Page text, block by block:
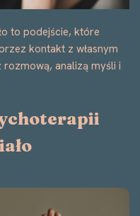
to podejście, które
kontakt z własnym
analizą myśli i